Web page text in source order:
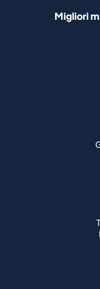
Migliori